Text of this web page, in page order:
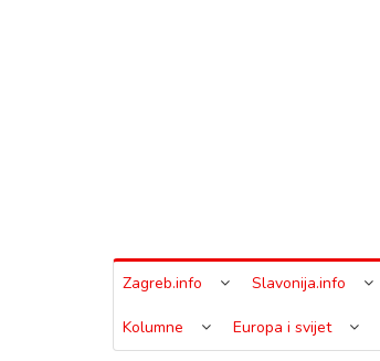
Zagreb.info Slavonija.info
Kolumne Europa i svijet